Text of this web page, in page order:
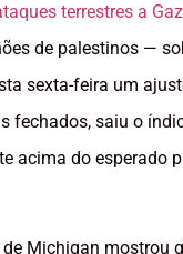
terrestres a
de palestinos —
sexta-feira um
fechados, saiu o
acima do esperado
Michigan